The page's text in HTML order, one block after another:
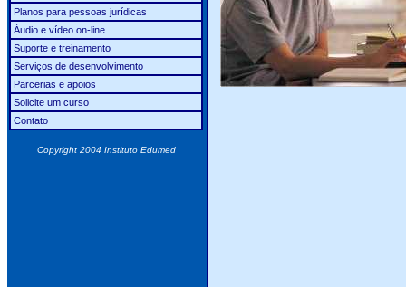
Planos para pessoas jurídicas
Áudio e vídeo on-line
Suporte e treinamento
Serviços de desenvolvimento
Parcerias e apoios
Solicite um curso
Contato
Copyright 2004 Instituto Edumed